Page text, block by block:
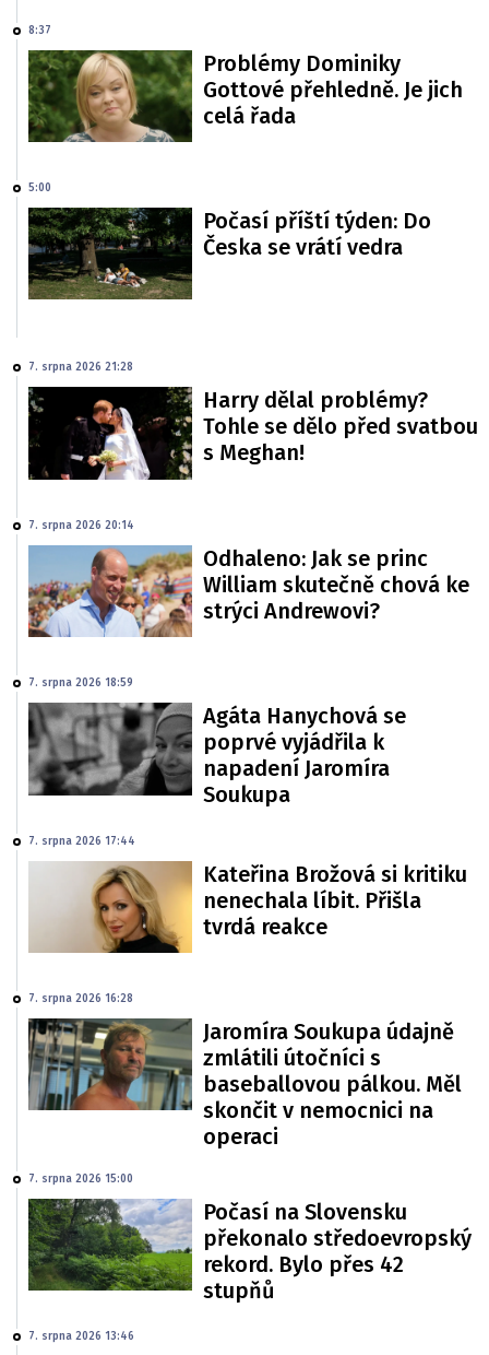
8:37
Problémy Dominiky
Gottové přehledně. Je jich
celá řada
5:00
Počasí příští týden: Do
Česka se vrátí vedra
7. srpna 2026 21:28
Harry dělal problémy?
Tohle se dělo před svatbou
s Meghan!
7. srpna 2026 20:14
Odhaleno: Jak se princ
William skutečně chová ke
strýci Andrewovi?
7. srpna 2026 18:59
Agáta Hanychová se
poprvé vyjádřila k
napadení Jaromíra
Soukupa
7. srpna 2026 17:44
Kateřina Brožová si kritiku
nenechala líbit. Přišla
tvrdá reakce
7. srpna 2026 16:28
Jaromíra Soukupa údajně
zmlátili útočníci s
baseballovou pálkou. Měl
skončit v nemocnici na
operaci
7. srpna 2026 15:00
Počasí na Slovensku
překonalo středoevropský
rekord. Bylo přes 42
stupňů
7. srpna 2026 13:46